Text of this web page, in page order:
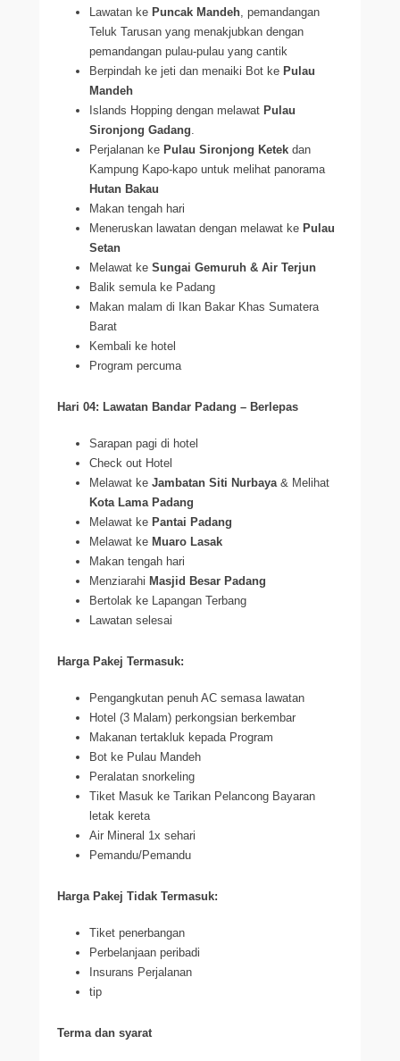
Lawatan ke Puncak Mandeh , pemandangan
Teluk Tarusan yang menakjubkan dengan
pemandangan pulau-pulau yang cantik
Berpindah ke jeti dan menaiki Bot ke Pulau
Mandeh
Islands Hopping dengan melawat Pulau
Sironjong Gadang
Perjalanan ke Pulau Sironjong Ketek dan
Kampung Kapo-kapo untuk melihat panorama
Hutan Bakau
Makan tengah hari
Meneruskan lawatan dengan melawat ke Pulau
Setan
Melawat ke Sungai Gemuruh & Air Terjun
Balik semula ke Padang
Makan malam di Ikan Bakar Khas Sumatera
Barat
Kembali ke hotel
Program percuma
Hari 04: Lawatan Bandar Padang – Berlepas
Sarapan pagi di hotel
Check out Hotel
Melawat ke Jambatan Siti Nurbaya & Melihat
Kota Lama Padang
Melawat ke Pantai Padang
Melawat ke Muaro Lasak
Makan tengah hari
Menziarahi Masjid Besar Padang
Bertolak ke Lapangan Terbang
Lawatan selesai
Harga Pakej Termasuk:
Pengangkutan penuh AC semasa lawatan
Hotel (3 Malam) perkongsian berkembar
Makanan tertakluk kepada Program
Bot ke Pulau Mandeh
Peralatan snorkeling
Tiket Masuk ke Tarikan Pelancong Bayaran
letak kereta
Air Mineral 1x sehari
Pemandu/Pemandu
Harga Pakej Tidak Termasuk:
Tiket penerbangan
Perbelanjaan peribadi
Insurans Perjalanan
tip
Terma dan syarat